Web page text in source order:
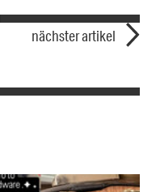
nächster artikel